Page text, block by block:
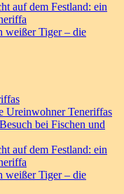
auf dem Festland: ein
weißer Tiger – die
Ureinwohner Teneriffas
bei Fischen und
auf dem Festland: ein
weißer Tiger – die